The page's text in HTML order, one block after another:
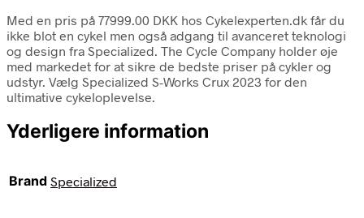
Med en pris på 77999.00 DKK hos Cykelexperten.dk får du
ikke blot en cykel men også adgang til avanceret teknologi
og design fra Specialized. The Cycle Company holder øje
med markedet for at sikre de bedste priser på cykler og
udstyr. Vælg Specialized S-Works Crux 2023 for den
ultimative cykeloplevelse.
Yderligere information
Brand Specialized